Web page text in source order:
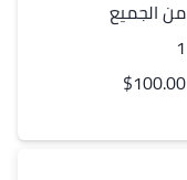
من الجميع
1
$100.00